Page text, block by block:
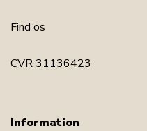
Find os
CVR 31136423
Information